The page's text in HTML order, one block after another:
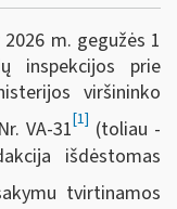
m. gegužės 1
inspekcijos prie
viršininko
VA-31[1] (toliau -
išdėstomas
tvirtinamos